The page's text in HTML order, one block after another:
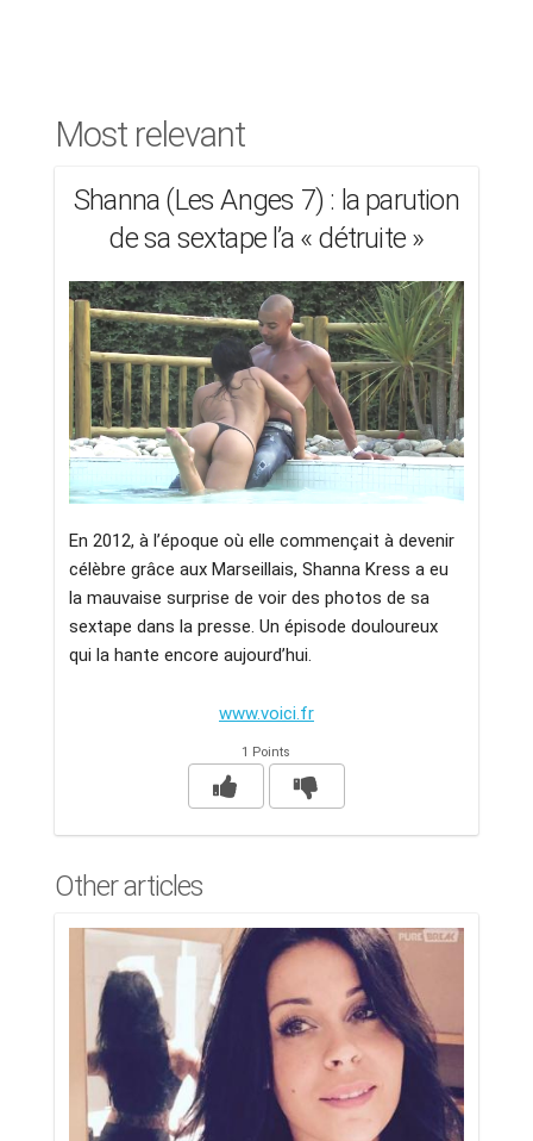
Most relevant
Shanna (Les Anges 7) : la paru­tion
de sa sextape l’a « détruite »
En 2012, à l’époque où elle commençait à deve­nir
célèbre grâce aux Marseillais, Shanna Kress a eu
la mauvaise surprise de voir des photos de sa
sextape dans la presse. Un épisode doulou­reux
qui la hante encore aujourd’­hui.
www.voici.fr
1 Points
Other articles